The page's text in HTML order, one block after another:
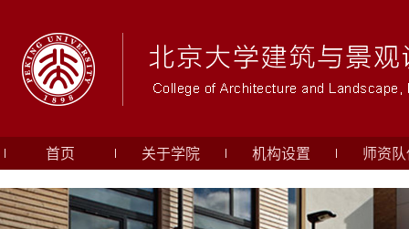
首页 关于学院 机构设置 师资队